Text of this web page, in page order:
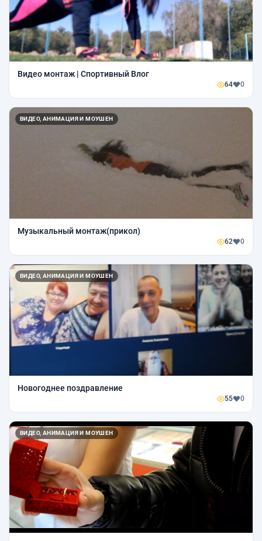
Видео монтаж | Спортивный Влог
64 0
ВИДЕО, АНИМАЦИЯ И МОУШЕН
Музыкальный монтаж(прикол)
62 0
ВИДЕО, АНИМАЦИЯ И МОУШЕН
Новогоднее поздравление
55 0
ВИДЕО, АНИМАЦИЯ И МОУШЕН